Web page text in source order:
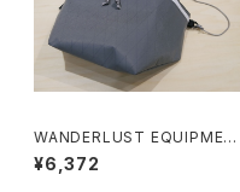
WANDERLUST EQUIPMENT
/ KAMPALA PACK（カンパラパ
ック）
¥6,372